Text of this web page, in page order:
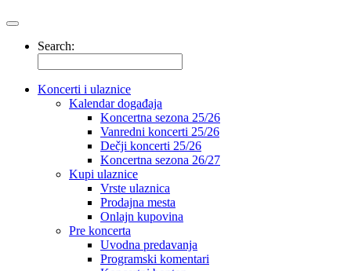
Search:
Koncerti i ulaznice
Kalendar događaja
Koncertna sezona 25/26
Vanredni koncerti 25/26
Dečji koncerti 25/26
Koncertna sezona 26/27
Kupi ulaznice
Vrste ulaznica
Prodajna mesta
Onlajn kupovina
Pre koncerta
Uvodna predavanja
Programski komentari